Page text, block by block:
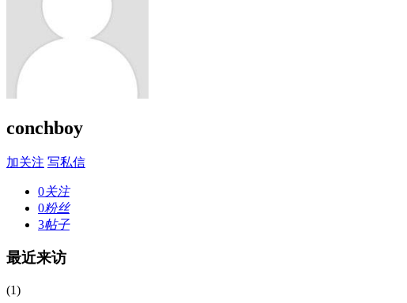
conchboy
加关注 写私信
0关注
0粉丝
3帖子
最近来访
(1)